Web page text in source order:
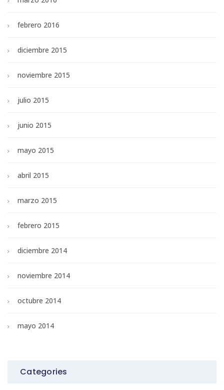
febrero 2016
diciembre 2015
noviembre 2015
julio 2015
junio 2015
mayo 2015
abril 2015
marzo 2015
febrero 2015
diciembre 2014
noviembre 2014
octubre 2014
mayo 2014
Categories